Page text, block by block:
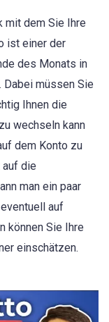
mit dem Sie Ihre
ist einer der
des Monats in
Dabei müssen Sie
Ihnen die
wechseln kann
dem Konto zu
auf die
man ein paar
auf
können Sie Ihre
einschätzen.